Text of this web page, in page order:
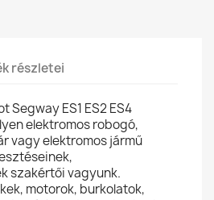
részletei
Segway ES1 ES2 ES4
elektromos robogó,
vagy elektromos jármű
szakértői vagyunk.
motorok, burkolatok,